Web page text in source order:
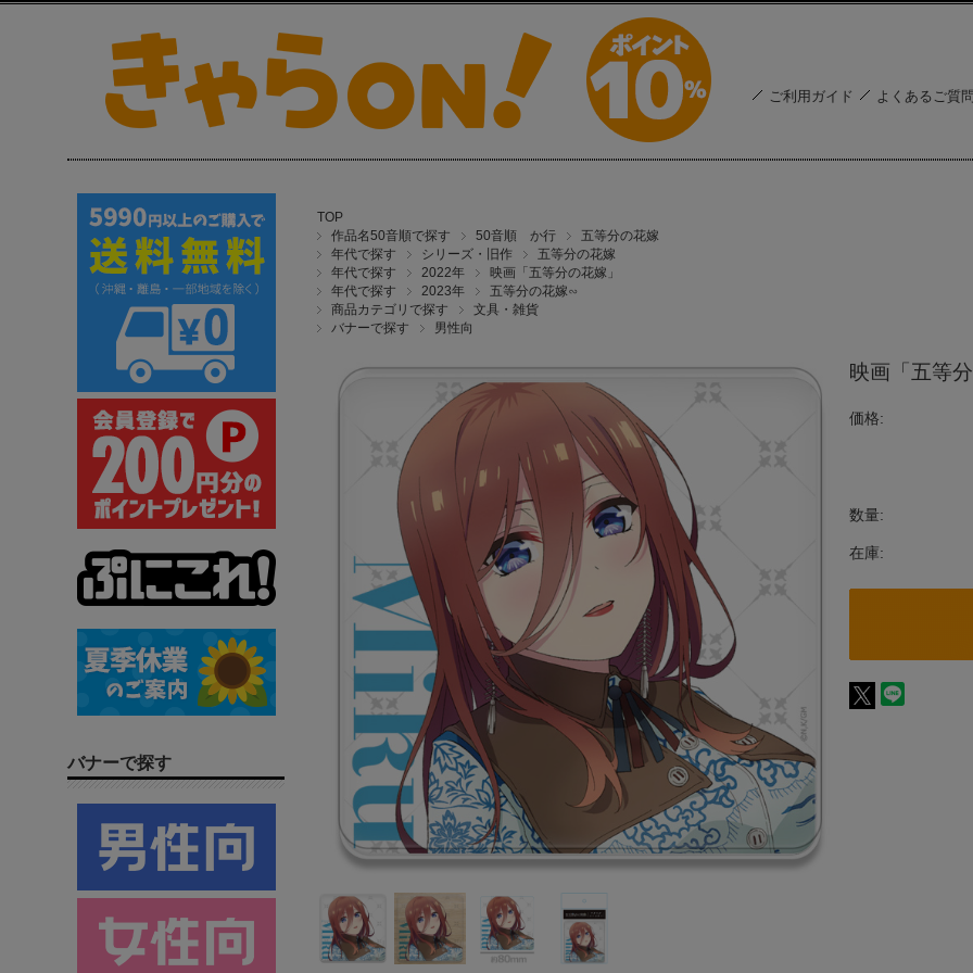
ご利用ガイド よくあるご質
TOP
作品名50音順で探す
50音順 か行
五等分の花嫁
年代で探す
シリーズ・旧作
五等分の花嫁
年代で探す
2022年
映画「五等分の花嫁」
年代で探す
2023年
五等分の花嫁∽
商品カテゴリで探す
文具・雑貨
バナーで探す
男性向
映画「五等
価格:
数量:
在庫:
バナーで探す